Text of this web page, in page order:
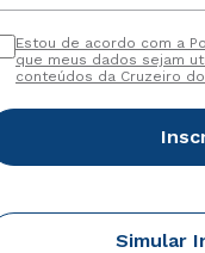
Estou de acordo com a
que meus dados sejam
conteúdos da Cruzeiro
Simular